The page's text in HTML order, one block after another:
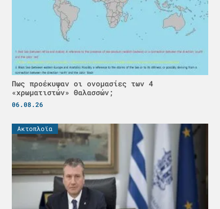
Πως προέκυψαν οι ονομασίες των 4
«χρωματιστών» Θαλασσών;
06.08.26
Ακτοπλοϊα